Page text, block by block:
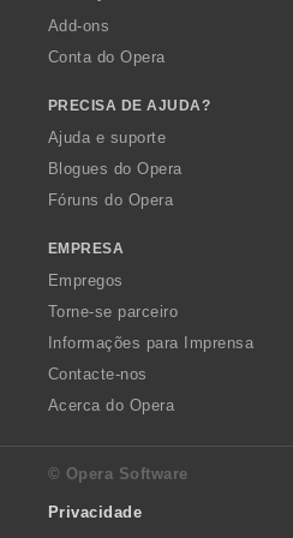
Add-ons
Conta do Opera
PRECISA DE AJUDA?
Ajuda e suporte
Blogues do Opera
Fóruns do Opera
EMPRESA
Empregos
Torne-se parceiro
Informações para Imprensa
Contacte-nos
Acerca do Opera
© Opera Software
Privacidade